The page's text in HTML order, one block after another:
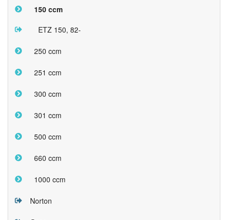
150 ccm
ETZ 150, 82-
250 ccm
251 ccm
300 ccm
301 ccm
500 ccm
660 ccm
1000 ccm
Norton